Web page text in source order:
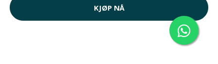
KJØP NÅ